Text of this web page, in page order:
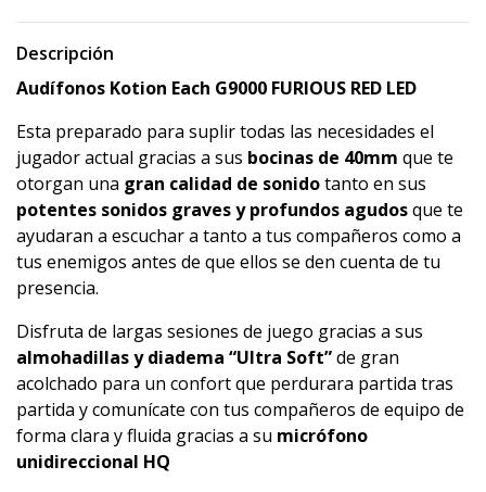
Descripción
Audífonos Kotion Each G9000 FURIOUS RED LED
Esta preparado para suplir todas las necesidades el
jugador actual gracias a sus bocinas de 40mm que te
otorgan una gran calidad de sonidotanto en sus
potentes sonidos graves y profundos agudosque te
ayudaran a escuchar a tanto a tus compañeros como a
tus enemigos antes de que ellos se den cuenta de tu
presencia.
Disfruta de largas sesiones de juego gracias a sus
almohadillas y diadema “Ultra Soft”de gran
acolchado para un confort que perdurara partida tras
partida y comunícate con tus compañeros de equipo de
forma clara y fluida gracias a su micrófono
unidireccional HQ